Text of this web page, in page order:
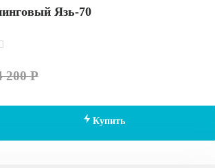
Язь-70
200 Р
Купить